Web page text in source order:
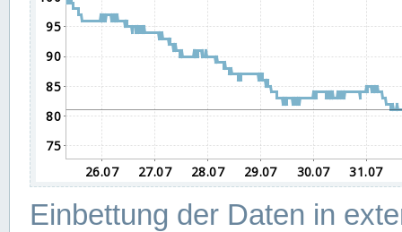
Einbettung der Daten in